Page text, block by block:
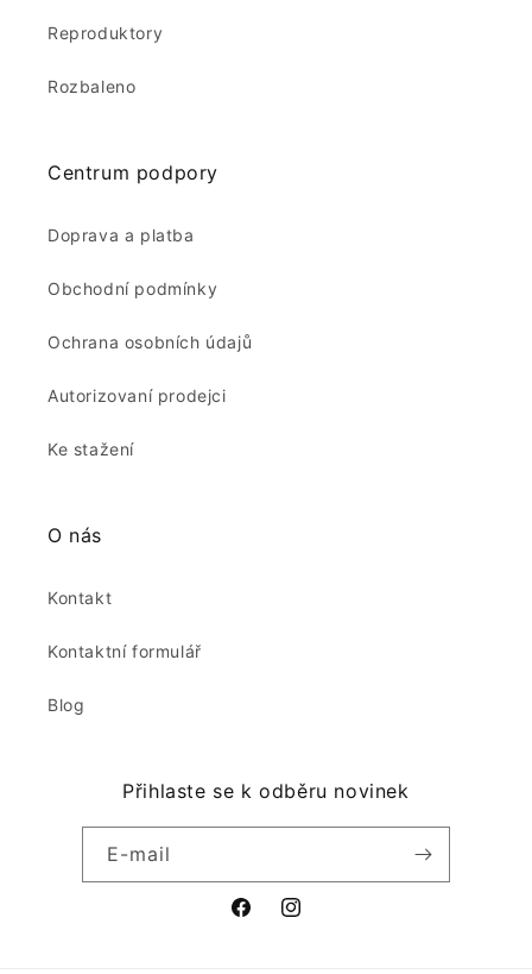
Reproduktory
Rozbaleno
Centrum podpory
Doprava a platba
Obchodní podmínky
Ochrana osobních údajů
Autorizovaní prodejci
Ke stažení
O nás
Kontakt
Kontaktní formulář
Blog
Přihlaste se k odběru novinek
E-mail
FacebookInstagram